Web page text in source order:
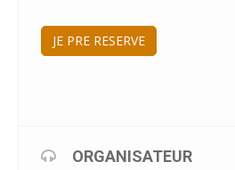
JE PRE RESERVE
ORGANISATEUR